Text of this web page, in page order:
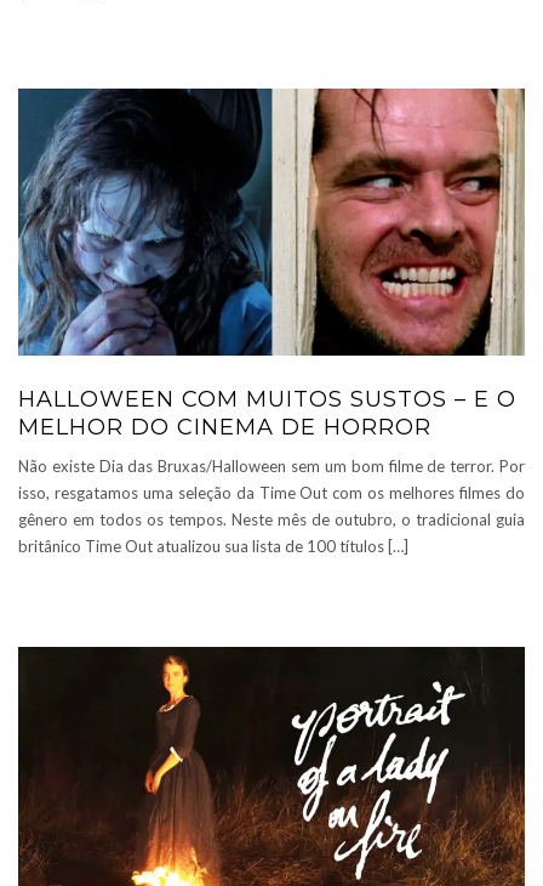
HALLOWEEN COM MUITOS SUSTOS – E O
MELHOR DO CINEMA DE HORROR
Não existe Dia das Bruxas/Halloween sem um bom filme de terror. Por
isso, resgatamos uma seleção da Time Out com os melhores filmes do
gênero em todos os tempos. Neste mês de outubro, o tradicional guia
britânico Time Out atualizou sua lista de 100 títulos […]